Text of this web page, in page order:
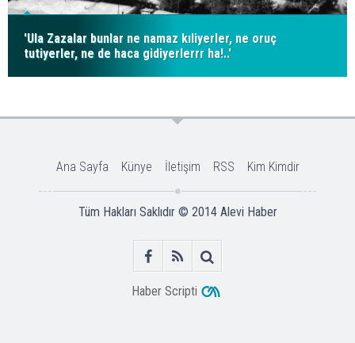
'Ula Zazalar bunlar ne namaz kıliyerler, ne oruç
tutiyerler, ne de haca gidiyerlerrr ha!..'
Ana Sayfa Künye İletişim RSS Kim Kimdir
Tüm Hakları Saklıdır © 2014 Alevi Haber
Haber Scripti